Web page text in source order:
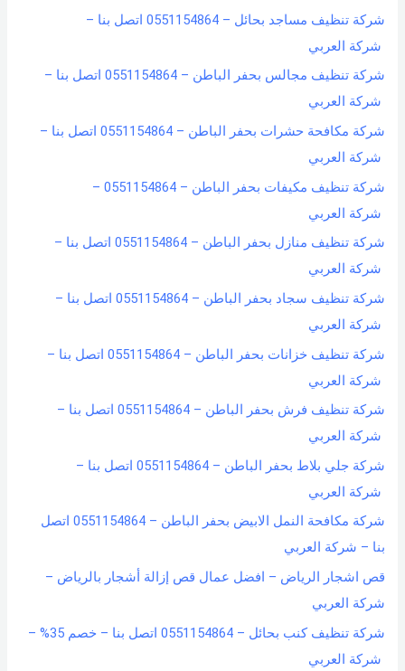
شركة تنظيف مساجد بحائل – 0551154864 اتصل بنا –
شركة العربي
شركة تنظيف مجالس بحفر الباطن – 0551154864 اتصل بنا –
شركة العربي
شركة مكافحة حشرات بحفر الباطن – 0551154864 اتصل بنا –
شركة العربي
شركة تنظيف مكيفات بحفر الباطن – 0551154864 –
شركة العربي
شركة تنظيف منازل بحفر الباطن – 0551154864 اتصل بنا –
شركة العربي
شركة تنظيف سجاد بحفر الباطن – 0551154864 اتصل بنا –
شركة العربي
شركة تنظيف خزانات بحفر الباطن – 0551154864 اتصل بنا –
شركة العربي
شركة تنظيف فرش بحفر الباطن – 0551154864 اتصل بنا –
شركة العربي
شركة جلي بلاط بحفر الباطن – 0551154864 اتصل بنا –
شركة العربي
شركة مكافحة النمل الابيض بحفر الباطن – 0551154864 اتصل
بنا – شركة العربي
قص اشجار الرياض – افضل عمال قص إزالة أشجار بالرياض –
شركة العربي
شركة تنظيف كنب بحائل – 0551154864 اتصل بنا – خصم 35% –
شركة العربي